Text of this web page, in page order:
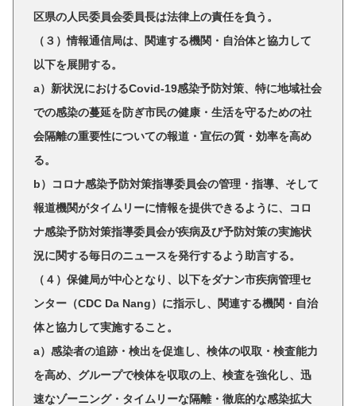
区県の人民委員会委員長は法律上の責任を負う。
（３）情報通信局は、関連する機関・自治体と協力して
以下を展開する。
a）新状況におけるCovid-19感染予防対策、特に地域社会
での感染の蔓延を防ぎ市民の健康・生活を守るための社
会隔離の重要性についての報道・宣伝の質・効率を高め
る。
b）コロナ感染予防対策指導委員会の管理・指導、そして
報道機関がタイムリーに情報を提供できるように、コロ
ナ感染予防対策指導委員会が疾病及び予防対策の実施状
況に関する毎日のニュースを発行するよう助言する。
（４）保健局が中心となり、以下をダナン市疾病管理セ
ンター（CDC Da Nang）に指示し、関連する機関・自治
体と協力して実施すること。
a）感染者の追跡・検出を促進し、検体の収取・検査能力
を高め、グループで検体を収取の上、検査を強化し、迅
速なゾーニング・タイムリーな隔離・徹底的な感染拡大